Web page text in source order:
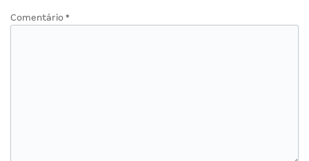
Comentário *